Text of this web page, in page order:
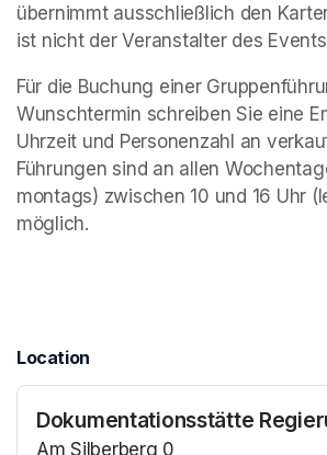
übernimmt ausschließlich den
ist nicht der Veranstalter des
Für die Buchung einer
Wunschtermin schreiben Sie eine
Uhrzeit und Personenzahl an
Führungen sind an allen
montags) zwischen 10 und 16 Uhr
möglich.
Location
Dokumentationsstätte
Am Silberberg 0